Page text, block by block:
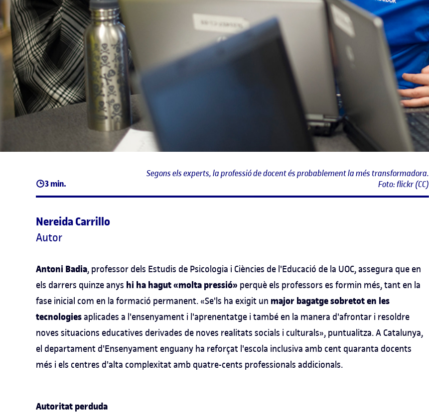
3 min.
Segons els experts, la professió de docent és probablement la més transformadora.
Foto: flickr (CC)
Nereida Carrillo
Autor
Antoni Badia, professor dels Estudis de Psicologia i Ciències de l'Educació de la UOC, assegura que en
els darrers quinze anys hi ha hagut «molta pressió» perquè els professors es formin més, tant en la
fase inicial com en la formació permanent. «Se'ls ha exigit un major bagatge sobretot en les
tecnologiesaplicades a l'ensenyament i l'aprenentatge i també en la manera d'afrontar i resoldre
noves situacions educatives derivades de noves realitats socials i culturals», puntualitza. A Catalunya,
el departament d'Ensenyament enguany ha reforçat l'escola inclusiva amb cent quaranta docents
més i els centres d'alta complexitat amb quatre-cents professionals addicionals.
Autoritat perduda